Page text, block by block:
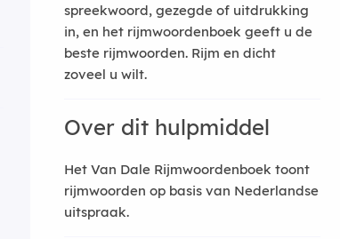
spreekwoord, gezegde of uitdrukking
in, en het rijmwoordenboek geeft u de
beste rijmwoorden. Rijm en dicht
zoveel u wilt.
Over dit hulpmiddel
Het Van Dale Rijmwoordenboek toont
rijmwoorden op basis van Nederlandse
uitspraak.